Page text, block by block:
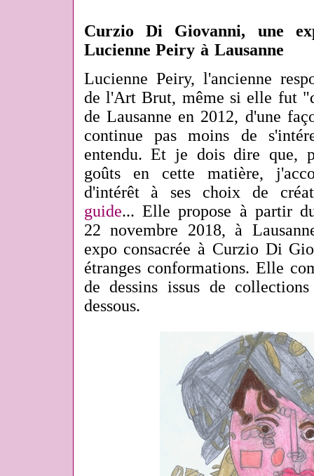
Curzio Di Giovanni, une
Lucienne Peiry à Lausanne
Lucienne Peiry, l'ancienne
de l'Art Brut, même si elle fut
de Lausanne en 2012, d'une
continue pas moins de
entendu. Et je dois dire que,
goûts en cette matière,
d'intérêt à ses choix de
guide... Elle propose à partir
22 novembre 2018, à
expo consacrée à Curzio Di
étranges conformations. Elle
de dessins issus de
dessous.